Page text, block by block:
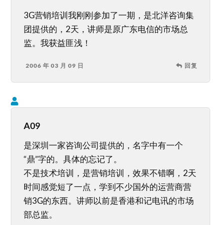
3G营销培训我刚刚参加了一期，是北洋咨询集
团提供的，2天，讲师是原广东电信的市场总
监。我获益匪浅！
2006 年 03 月 09 日 回复
A09
是深圳一家咨询公司提供的，名字中有一个
“鼎”字的。具体的忘记了。
不是技术培训，是营销培训，效果不错啊，2天
时间感觉短了一点，学到不少国外的运营商营
销3G的东西。讲师以前是香港和记电讯的市场
部总监。